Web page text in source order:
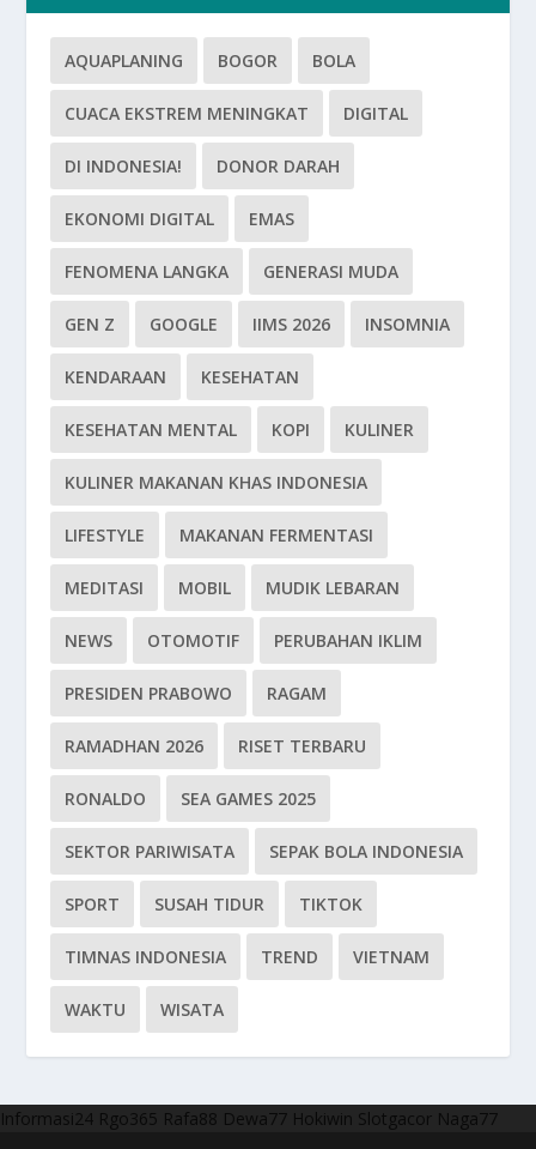
AQUAPLANING BOGOR BOLA
CUACA EKSTREM MENINGKAT DIGITAL
DI INDONESIA! DONOR DARAH
EKONOMI DIGITAL EMAS
FENOMENA LANGKA GENERASI MUDA
GEN Z GOOGLE IIMS 2026 INSOMNIA
KENDARAAN KESEHATAN
KESEHATAN MENTAL KOPI KULINER
KULINER MAKANAN KHAS INDONESIA
LIFESTYLE MAKANAN FERMENTASI
MEDITASI MOBIL MUDIK LEBARAN
NEWS OTOMOTIF PERUBAHAN IKLIM
PRESIDEN PRABOWO RAGAM
RAMADHAN 2026 RISET TERBARU
RONALDO SEA GAMES 2025
SEKTOR PARIWISATA SEPAK BOLA INDONESIA
SPORT SUSAH TIDUR TIKTOK
TIMNAS INDONESIA TREND VIETNAM
WAKTU WISATA
Informasi24 Rgo365 Rafa88 Dewa77 Hokiwin Slotgacor Naga77